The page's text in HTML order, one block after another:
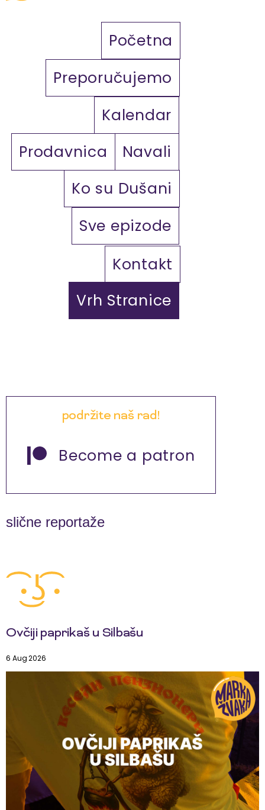
Početna
Preporučujemo
Kalendar
Prodavnica
Navali
Ko su Dušani
Sve epizode
Kontakt
Vrh Stranice
podržite naš rad!
Become a patron
slične reportaže
Ovčiji paprikaš u Silbašu
6 Aug 2026